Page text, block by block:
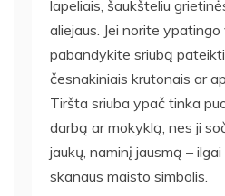
lapeliais, šaukšteliu
aliejaus. Jei norite
pabandykite sriubą
česnakiniais krutonais ar
Tiršta sriuba ypač tinka
darbą ar mokyklą, nes ji
jaukų, naminį jausmą –
skanaus maisto simbolis.